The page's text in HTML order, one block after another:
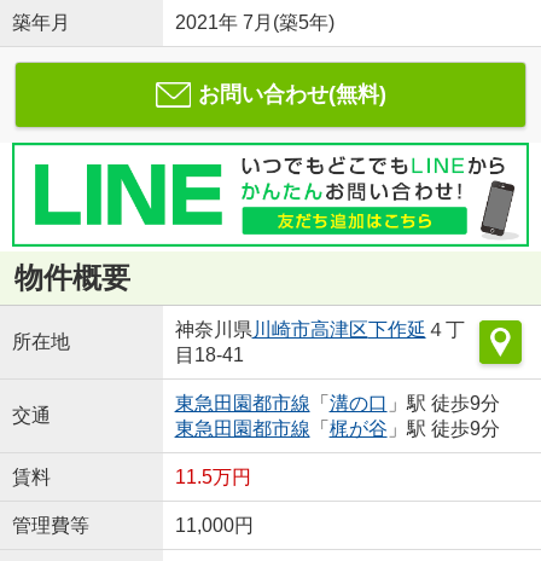
築年月 2021年 7月(築5年)
お問い合わせ(無料)
物件概要
所在地
神奈川県 川崎市高津区下作延 ４丁
目18-41
交通
東急田園都市線 「 溝の口 」駅 徒歩9分
東急田園都市線 「 梶が谷 」駅 徒歩9分
賃料 11.5万円
管理費等 11,000円